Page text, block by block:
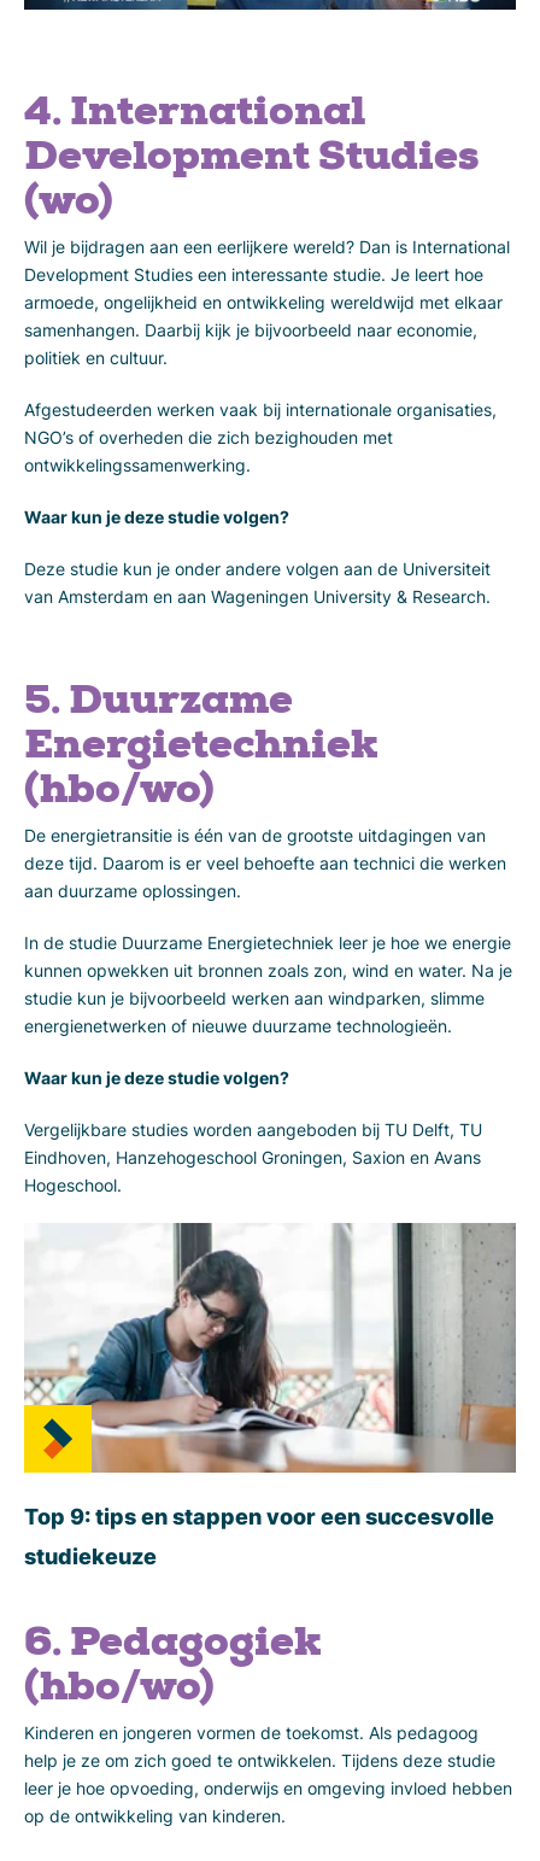
4. International
Development Studies
(wo)
Wil je bijdragen aan een eerlijkere wereld? Dan is International
Development Studies een interessante studie. Je leert hoe
armoede, ongelijkheid en ontwikkeling wereldwijd met elkaar
samenhangen. Daarbij kijk je bijvoorbeeld naar economie,
politiek en cultuur.
Afgestudeerden werken vaak bij internationale organisaties,
NGO’s of overheden die zich bezighouden met
ontwikkelingssamenwerking.
Waar kun je deze studie volgen?
Deze studie kun je onder andere volgen aan de Universiteit
van Amsterdam en aan Wageningen University & Research.
5. Duurzame
Energietechniek
(hbo/wo)
De energietransitie is één van de grootste uitdagingen van
deze tijd. Daarom is er veel behoefte aan technici die werken
aan duurzame oplossingen.
In de studie Duurzame Energietechniek leer je hoe we energie
kunnen opwekken uit bronnen zoals zon, wind en water. Na je
studie kun je bijvoorbeeld werken aan windparken, slimme
energienetwerken of nieuwe duurzame technologieën.
Waar kun je deze studie volgen?
Vergelijkbare studies worden aangeboden bij TU Delft, TU
Eindhoven, Hanzehogeschool Groningen, Saxion en Avans
Hogeschool.
Top 9: tips en stappen voor een succesvolle
studiekeuze
6. Pedagogiek
(hbo/wo)
Kinderen en jongeren vormen de toekomst. Als pedagoog
help je ze om zich goed te ontwikkelen. Tijdens deze studie
leer je hoe opvoeding, onderwijs en omgeving invloed hebben
op de ontwikkeling van kinderen.